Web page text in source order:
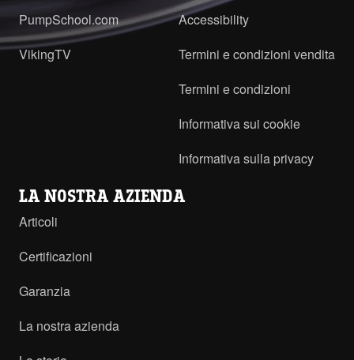
PumpSchool.com
VikingTV
Accessibility
Termini e condizioni vendita
Termini e condizioni
Informativa sui cookie
Informativa sulla privacy
LA NOSTRA AZIENDA
Articoli
Certificazioni
Garanzia
La nostra azienda